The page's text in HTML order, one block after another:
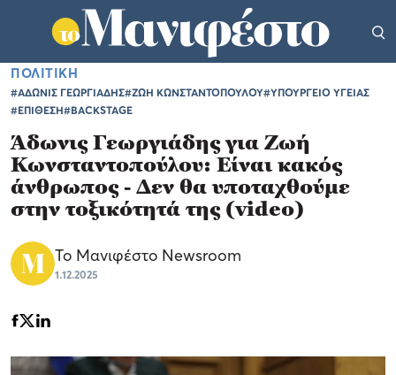
ΠΟΛΙΤΙΚΗ
#ΑΔΩΝΙΣ ΓΕΩΡΓΙΑΔΗΣ#ΖΩΗ ΚΩΝΣΤΑΝΤΟΠΟΥΛΟΥ#ΥΠΟΥΡΓΕΙΟ ΥΓΕΙΑΣ
#ΕΠΙΘΕΣΗ#BACKSTAGE
Άδωνις Γεωργιάδης για Ζωή
Κωνσταντοπούλου: Είναι κακός
άνθρωπος - Δεν θα υποταχθούμε
στην τοξικότητά της (video)
Το Μανιφέστο Newsroom
1.12.2025